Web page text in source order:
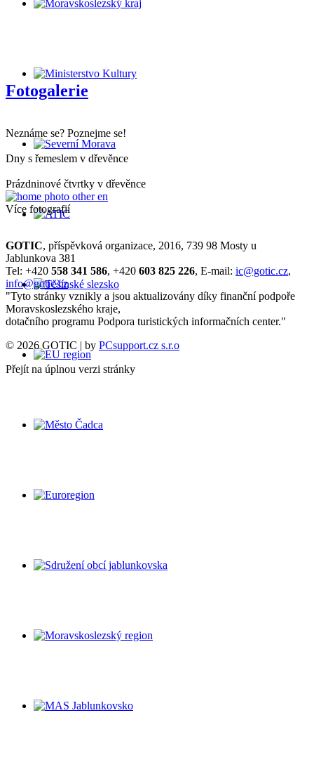
Fotogalerie
Neznáme se? Poznejme se!
Dny s řemeslem v dřevěnce
Prázdninové čtvrtky v dřevěnce
Více fotografií
GOTIC, příspěvková organizace, 2016, 739 98 Mosty u
Jablunkova 381
Tel: +420 558 341 586, +420 603 825 226, E-mail: ic@gotic.cz,
info@gotic.cz
"Tyto stránky vznikly a jsou aktualizovány díky finanční podpoře
Moravskoslezského kraje,
dotačního programu Podpora turistických informačních center."
© 2026 GOTIC | by PCsupport.cz s.r.o
Přejít na úplnou verzi stránky